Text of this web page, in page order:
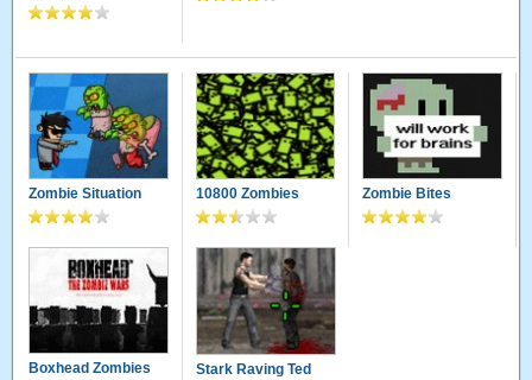
Zombie Situation 10800 Zombies Zombie Bites
Boxhead Zombies Stark Raving Ted